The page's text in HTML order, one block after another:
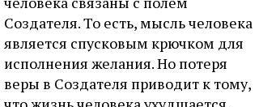
Создателя. То есть, мысль человека
является спусковым крючком для
исполнения желания. Но потеря
веры в Создателя приводит к тому,